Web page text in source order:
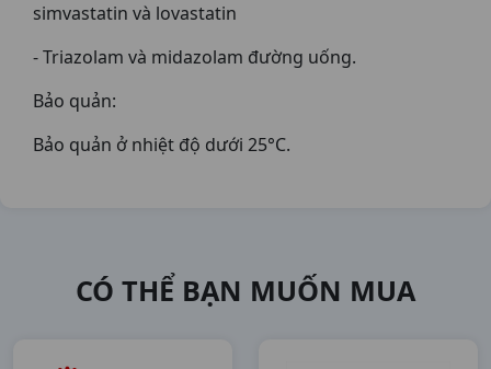
simvastatin và lovastatin
- Triazolam và midazolam đường uống.
Bảo quản:
Bảo quản ở nhiệt độ dưới 25°C.
CÓ THỂ BẠN MUỐN MUA